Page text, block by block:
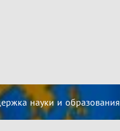
науки и образования